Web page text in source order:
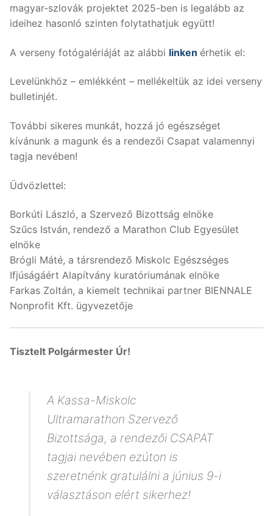
magyar-szlovák projektet 2025-ben is legalább az
ideihez hasonló szinten folytathatjuk együtt!
A verseny fotógalériáját az alábbi linken érhetik el:
Levelünkhöz – emlékként – mellékeltük az idei verseny
bulletinjét.
További sikeres munkát, hozzá jó egészséget
kívánunk a magunk és a rendezői Csapat valamennyi
tagja nevében!
Üdvözlettel:
Borkúti László, a Szervező Bizottság elnöke
Szűcs István, rendező a Marathon Club Egyesület
elnöke
Brógli Máté, a társrendező Miskolc Egészséges
Ifjúságáért Alapítvány kuratóriumának elnöke
Farkas Zoltán, a kiemelt technikai partner BIENNALE
Nonprofit Kft. ügyvezetője
Tisztelt Polgármester Úr!
A Kassa-Miskolc
Ultramarathon Szervező
Bizottsága, a rendezői CSAPAT
tagjai nevében ezúton is
szeretnénk gratulálni a június 9-i
választáson elért sikerhez!